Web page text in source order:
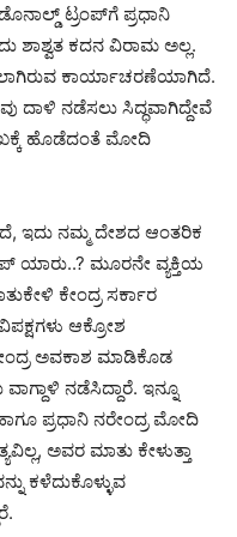
ಟ್ರಂಪ್‌ಗೆ ಪ್ರಧಾನಿ
ಶಾಶ್ವತ ಕದನ ವಿರಾಮ ಅಲ್ಲ.
ಕಾರ್ಯಾಚರಣೆಯಾಗಿದೆ.
ದಾಳಿ ನಡೆಸಲು ಸಿದ್ಧವಾಗಿದ್ದೇವೆ
ಹೊಡೆದಂತೆ ಮೋದಿ
ಇದು ನಮ್ಮ ದೇಶದ ಆಂತರಿಕ
ಯಾರು..? ಮೂರನೇ ವ್ಯಕ್ತಿಯ
ಕೇಂದ್ರ ಸರ್ಕಾರ
ಆಕ್ರೋಶ
ಅವಕಾಶ ಮಾಡಿಕೊಡ
ನಡೆಸಿದ್ದಾರೆ. ಇನ್ನೂ
ಪ್ರಧಾನಿ ನರೇಂದ್ರ ಮೋದಿ
ಅವರ ಮಾತು ಕೇಳುತ್ತಾ
ಕಳೆದುಕೊಳ್ಳುವ